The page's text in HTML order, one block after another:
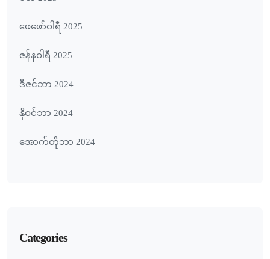
ဖေ‌ဖော်ဝါရီ 2025
ဇန်နဝါရီ 2025
ဒီဇင်ဘာ 2024
နိုဝင်ဘာ 2024
အောက်တိုဘာ 2024
Categories